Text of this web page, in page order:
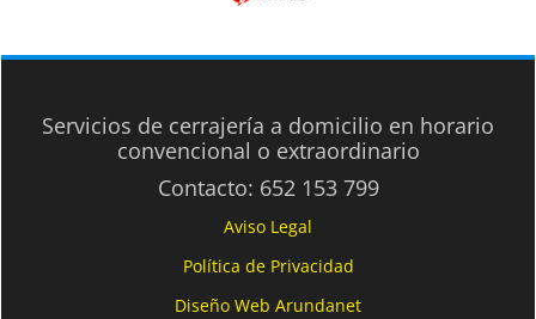
Servicios de cerrajería a domicilio en horario
convencional o extraordinario
Contacto: 652 153 799
Aviso Legal
Política de Privacidad
Diseño Web Arundanet